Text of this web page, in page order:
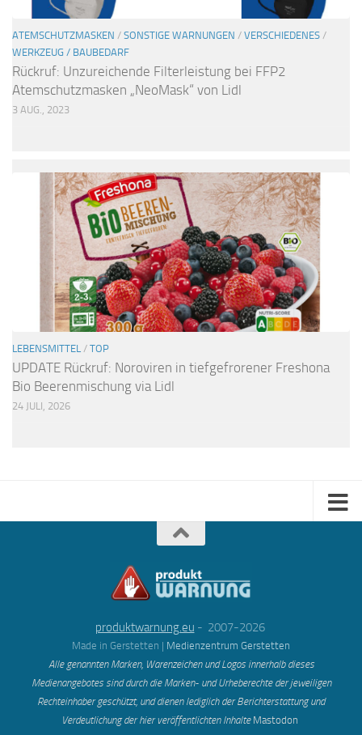
ATEMSCHUTZMASKEN / SONSTIGE WARNUNGEN / VERSCHIEDENES /
WERKZEUG / BAUBEDARF
Rückruf: Unzureichende Filterleistung bei FFP2
Atemschutzmasken „NeoMask“ von Lidl
3 AUG., 2023
LEBENSMITTEL / TOP
UPDATE Rückruf: Noroviren in tiefgefrorener Freshona
Bio Beerenmischung via Lidl
24 JULI, 2026
produktwarnung.eu - 2007-2026
Made in Gerstetten | Medienzentrum Gerstetten
Alle genannten Marken, Warenzeichen und Logos innerhalb dieses
Medienangebotes sind durch die Marken- und Urheberechte der jeweiligen
Rechteinhaber geschützt, und dienen lediglich der Berichterstattung und
Verdeutlichung der hier veröffentlichten Inhalte Mastodon